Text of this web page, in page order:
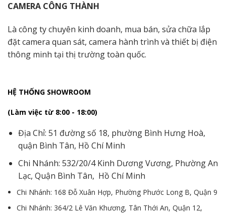
CAMERA CÔNG THÀNH
Là công ty chuyên kinh doanh, mua bán, sửa chữa lắp
đặt camera quan sát, camera hành trình và thiết bị điện
thông minh tại thị trường toàn quốc.
HỆ THỐNG SHOWROOM
(Làm việc từ 8:00 - 18:00)
Địa Chỉ: 51 đường số 18, phường Bình Hưng Hoà,
quận Bình Tân, Hồ Chí Minh
Chi Nhánh: 532/20/4 Kinh Dương Vương, Phường An
Lạc, Quận Bình Tân, Hồ Chí Minh
Chi Nhánh: 168 Đỗ Xuân Hợp, Phường Phước Long B, Quận 9
Chi Nhánh: 364/2 Lê Văn Khương, Tân Thới An, Quận 12,